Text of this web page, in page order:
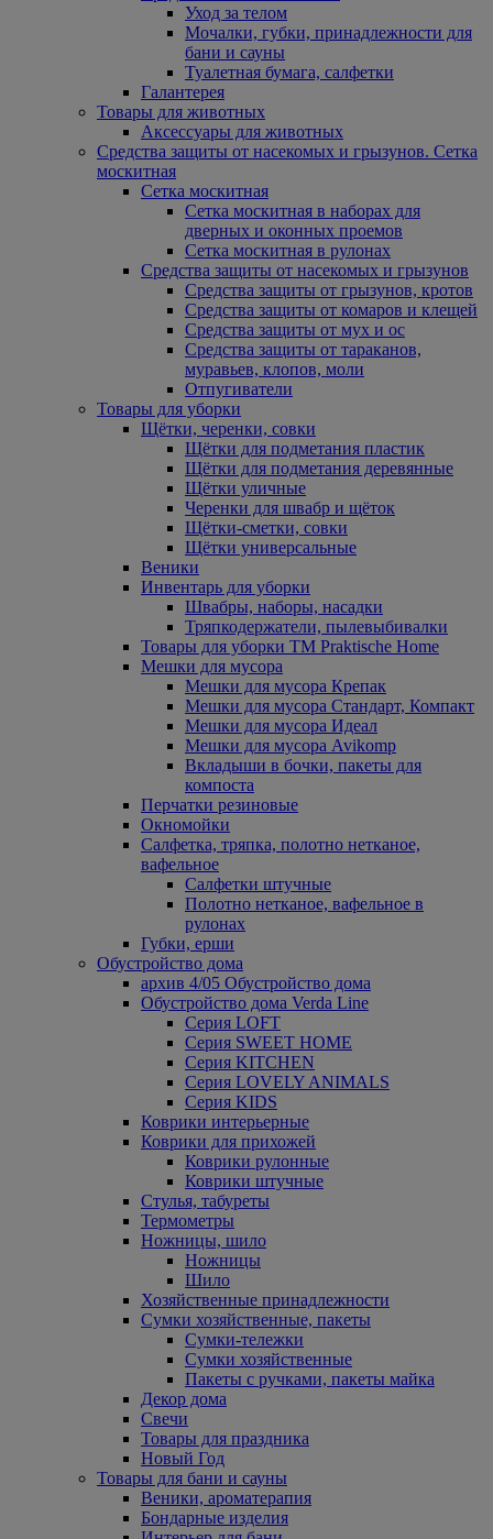
Уход за телом
Мочалки, губки, принадлежности для
бани и сауны
Туалетная бумага, салфетки
Галантерея
Товары для животных
Аксессуары для животных
Средства защиты от насекомых и грызунов. Сетка
москитная
Сетка москитная
Сетка москитная в наборах для
дверных и оконных проемов
Сетка москитная в рулонах
Средства защиты от насекомых и грызунов
Средства защиты от грызунов, кротов
Средства защиты от комаров и клещей
Средства защиты от мух и ос
Средства защиты от тараканов,
муравьев, клопов, моли
Отпугиватели
Товары для уборки
Щётки, черенки, совки
Щётки для подметания пластик
Щётки для подметания деревянные
Щётки уличные
Черенки для швабр и щёток
Щётки-сметки, совки
Щётки универсальные
Веники
Инвентарь для уборки
Швабры, наборы, насадки
Тряпкодержатели, пылевыбивалки
Товары для уборки ТМ Praktische Home
Мешки для мусора
Мешки для мусора Крепак
Мешки для мусора Стандарт, Компакт
Мешки для мусора Идеал
Мешки для мусора Avikomp
Вкладыши в бочки, пакеты для
компоста
Перчатки резиновые
Окномойки
Салфетка, тряпка, полотно нетканое,
вафельное
Салфетки штучные
Полотно нетканое, вафельное в
рулонах
Губки, ерши
Обустройство дома
архив 4/05 Обустройство дома
Обустройство дома Verda Line
Серия LOFT
Серия SWEET HOME
Серия KITCHEN
Серия LOVELY ANIMALS
Серия KIDS
Коврики интерьерные
Коврики для прихожей
Коврики рулонные
Коврики штучные
Стулья, табуреты
Термометры
Ножницы, шило
Ножницы
Шило
Хозяйственные принадлежности
Сумки хозяйственные, пакеты
Сумки-тележки
Сумки хозяйственные
Пакеты с ручками, пакеты майка
Декор дома
Свечи
Товары для праздника
Новый Год
Товары для бани и сауны
Веники, ароматерапия
Бондарные изделия